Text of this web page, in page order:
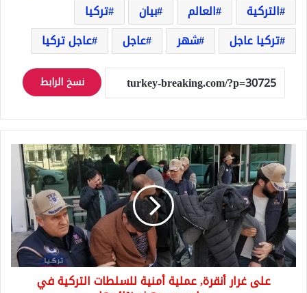
التركية
العالم بيان
تركيا
تركيا عاجل
شهر عاجل عاجل تركيا
نسخ الرابط
على
غرار
أنقرة,
عملية
أمنية
للسلطات
التركية
في
سامسون
على غرار أنقرة, عملية أمنية للسلطات التركية في